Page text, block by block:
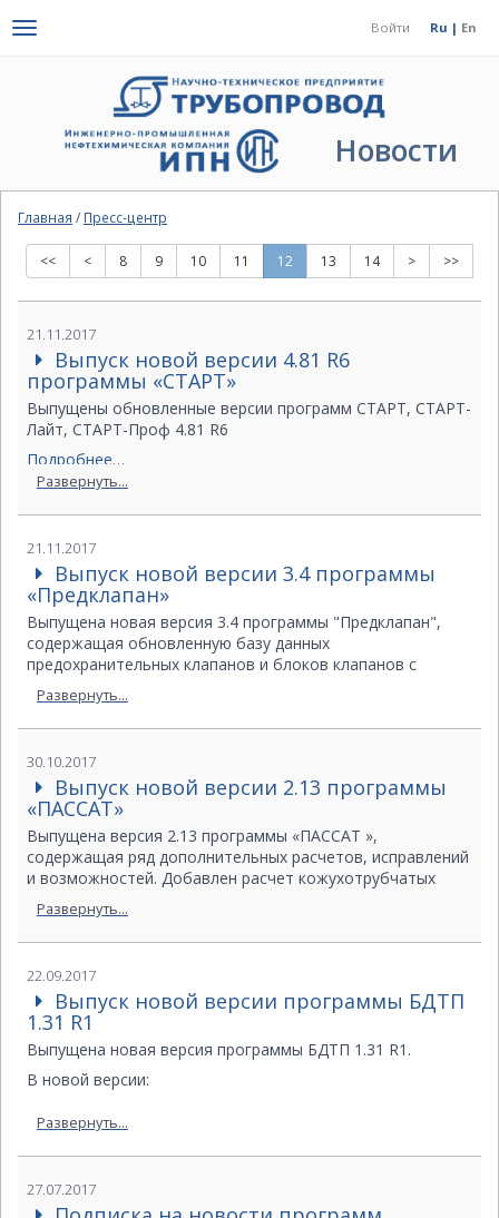
Toggle
Войти Ru | En
Новости
Главная / Пресс-центр
<< < 8 9 10 11 12 13 14 > >>
21.11.2017
Выпуск новой версии 4.81 R6
программы «СТАРТ»
Выпущены обновленные версии программ СТАРТ, СТАРТ-
Лайт, СТАРТ-Проф 4.81 R6
Подробнее…
Развернуть...
21.11.2017
Выпуск новой версии 3.4 программы
«Предклапан»
Выпущена новая версия 3.4 программы "Предклапан",
содержащая обновленную базу данных
предохранительных клапанов и блоков клапанов с
переключающими устройствами Благовещенского
арматурного завода.
Развернуть...
30.10.2017
Выпуск новой версии 2.13 программы
«ПАССАТ»
Выпущена версия 2.13 программы «ПАССАТ »,
содержащая ряд дополнительных расчетов, исправлений
и возможностей. Добавлен расчет кожухотрубчатых
теплообменников по ASME VIII-1, раздел UHX; для
фланцевых соединений добавлена опция «Одинаковая
затяжка», позволяющая использовать единую
работы фланца (монтаж, рабочие условия, испытания);
для вертикальных резервуаров добавлена опция «Расчет
по ГОСТ 31385-2016 + СТО-СА-03-002-200» и др.
Подробнее…
Всем пользователям, находящимся на гарантийном
версию программы.
Развернуть...
22.09.2017
Выпуск новой версии программы БДТП
1.31 R1
Выпущена новая версия программы БДТП 1.31 R1.
В новой версии:
Добавлены дополнительные поля для форм КИП.
Развернуть...
27.07.2017